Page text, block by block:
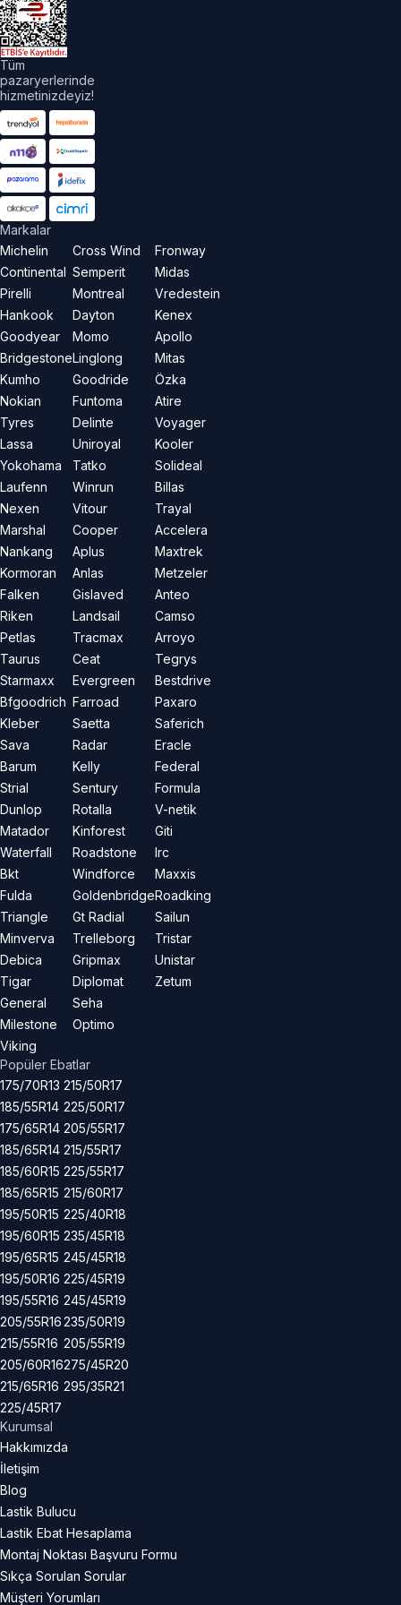
Tüm
pazaryerlerinde
hizmetinizdeyiz!
Markalar
Michelin
Continental
Pirelli
Hankook
Goodyear
Bridgestone
Kumho
Nokian
Tyres
Lassa
Yokohama
Laufenn
Nexen
Marshal
Nankang
Kormoran
Falken
Riken
Petlas
Taurus
Starmaxx
Bfgoodrich
Kleber
Sava
Barum
Strial
Dunlop
Matador
Waterfall
Bkt
Fulda
Triangle
Minverva
Debica
Tigar
General
Milestone
Viking
Cross Wind
Semperit
Montreal
Dayton
Momo
Linglong
Goodride
Funtoma
Delinte
Uniroyal
Tatko
Winrun
Vitour
Cooper
Aplus
Anlas
Gislaved
Landsail
Tracmax
Ceat
Evergreen
Farroad
Saetta
Radar
Kelly
Sentury
Rotalla
Kinforest
Roadstone
Windforce
Goldenbridge
Gt Radial
Trelleborg
Gripmax
Diplomat
Seha
Optimo
Fronway
Midas
Vredestein
Kenex
Apollo
Mitas
Özka
Atire
Voyager
Kooler
Solideal
Billas
Trayal
Accelera
Maxtrek
Metzeler
Anteo
Camso
Arroyo
Tegrys
Bestdrive
Paxaro
Saferich
Eracle
Federal
Formula
V-netik
Giti
Irc
Maxxis
Roadking
Sailun
Tristar
Unistar
Zetum
Popüler Ebatlar
175/70R13
185/55R14
175/65R14
185/65R14
185/60R15
185/65R15
195/50R15
195/60R15
195/65R15
195/50R16
195/55R16
205/55R16
215/55R16
205/60R16
215/65R16
225/45R17
215/50R17
225/50R17
205/55R17
215/55R17
225/55R17
215/60R17
225/40R18
235/45R18
245/45R18
225/45R19
245/45R19
235/50R19
205/55R19
275/45R20
295/35R21
Kurumsal
Hakkımızda
İletişim
Blog
Lastik Bulucu
Lastik Ebat Hesaplama
Montaj Noktası Başvuru Formu
Sıkça Sorulan Sorular
Müşteri Yorumları